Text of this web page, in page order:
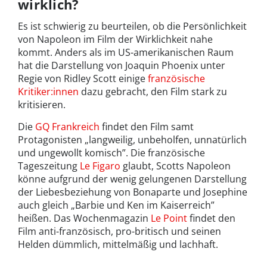
wirklich?
Es ist schwierig zu beurteilen, ob die Persönlichkeit
von Napoleon im Film der Wirklichkeit nahe
kommt. Anders als im US-amerikanischen Raum
hat die Darstellung von Joaquin Phoenix unter
Regie von Ridley Scott einigefranzösische
Kritiker:innen dazu gebracht, den Film stark zu
kritisieren.
Die GQ Frankreich findet den Film samt
Protagonisten „langweilig, unbeholfen, unnatürlich
und ungewollt komisch”. Die französische
Tageszeitung Le Figaro glaubt, Scotts Napoleon
könne aufgrund der wenig gelungenen Darstellung
der Liebesbeziehung von Bonaparte und Josephine
auch gleich „Barbie und Ken im Kaiserreich”
heißen. Das Wochenmagazin Le Pointfindet den
Film anti-französisch, pro-britisch und seinen
Helden dümmlich, mittelmäßig und lachhaft.